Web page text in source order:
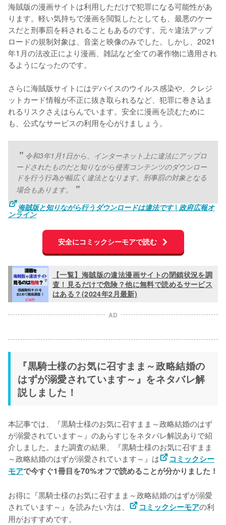
海賊版の漫画サイトは利用しただけで犯罪になる可能性があ
ります。軽い気持ちで漫画を閲覧したとしても、最悪のケー
スだと刑事罰を科されることもあるのです。元々違法アップ
ロードの規制対象は、音楽と映像のみでした。しかし、2021
年1月の法改正により漫画、雑誌など全ての著作物に適用され
るようになったのです。
さらに海賊版サイトにはデバイスのウイルス感染や、クレジ
ットカード情報が不正に抜き取られるなど、犯罪に巻き込ま
れるリスクさえはらんでいます。安全に漫画を読むために
も、公式なサービスの利用を心がけましょう。
令和3年1月1日から、インターネット上に違法にアップロ
ードされたものだと知りながら侵害コンテンツのダウンロー
ドを行う行為が幅広く違法となります。刑事罰の対象となる
場合もあります。
海賊版と知りながら行うダウンロードは違法です | 政府広報オ
ンライン
安全にコミックシーモアで読む
【一覧】海賊版の違法漫画サイトの閉鎖状況を調
査！見るだけで危険？他に無料で読めるサービス
はある？(2024年2月最新)
AD
『黒騎士様のお気に召すまま～政略結婚の
はずが溺愛されています～』をネタバレ解
説しました！
本記事では、『黒騎士様のお気に召すまま～政略結婚のはず
が溺愛されています～』のあらすじをネタバレ解説ありで紹
介しました。また調査の結果、『黒騎士様のお気に召すまま
～政略結婚のはずが溺愛されています～』は
コミックシー
モアで今すぐ1冊目を70%オフで読めることが分かりました！
お得に『黒騎士様のお気に召すまま～政略結婚のはずが溺愛
されています～』を読みたい方は、
コミックシーモアの利
用がおすすめです。